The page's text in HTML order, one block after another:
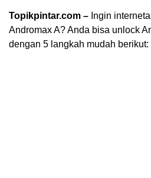
Topikpintar.com – Ingin
Andromax A? Anda bisa unlock
dengan 5 langkah mudah berikut: